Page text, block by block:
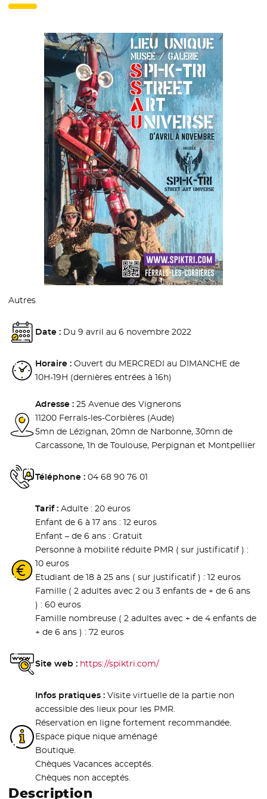
Autres
Date : Du 9 avril au 6 novembre 2022
Horaire : Ouvert du MERCREDI au DIMANCHE de
10H-19H (dernières entrées à 16h)
Adresse : 25 Avenue des Vignerons
11200 Ferrals-les-Corbières (Aude)
5mn de Lézignan, 20mn de Narbonne, 30mn de
Carcassone, 1h de Toulouse, Perpignan et Montpellier
Téléphone : 04 68 90 76 01
Tarif : Adulte : 20 euros
Enfant de 6 à 17 ans : 12 euros
Enfant – de 6 ans : Gratuit
Personne à mobilité réduite PMR ( sur justificatif ) :
10 euros
Etudiant de 18 à 25 ans ( sur justificatif ) : 12 euros
Famille ( 2 adultes avec 2 ou 3 enfants de + de 6 ans
) : 60 euros
Famille nombreuse ( 2 adultes avec + de 4 enfants de
+ de 6 ans ) : 72 euros
Site web : https://spiktri.com/
Infos pratiques : Visite virtuelle de la partie non
accessible des lieux pour les PMR.
Réservation en ligne fortement recommandée.
Espace pique nique aménagé
Boutique.
Chèques Vacances acceptés.
Chèques non acceptés.
Description